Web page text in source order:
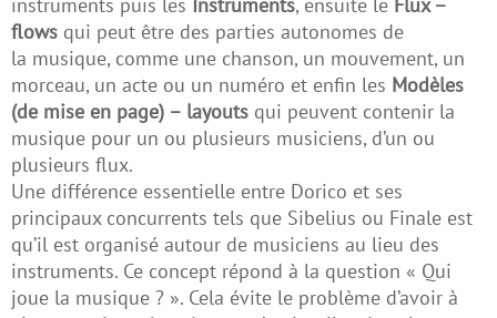
flows qui peut être des parties autonomes de
la musique, comme une chanson, un mouvement, un
morceau, un acte ou un numéro et enfin les Modèles
(de mise en page) – layouts qui peuvent contenir la
musique pour un ou plusieurs musiciens, d’un ou
plusieurs flux.
Une différence essentielle entre Dorico et ses
principaux concurrents tels que Sibelius ou Finale est
qu’il est organisé autour de musiciens au lieu des
instruments. Ce concept répond à la question « Qui
joue la musique ? ». Cela évite le problème d’avoir à